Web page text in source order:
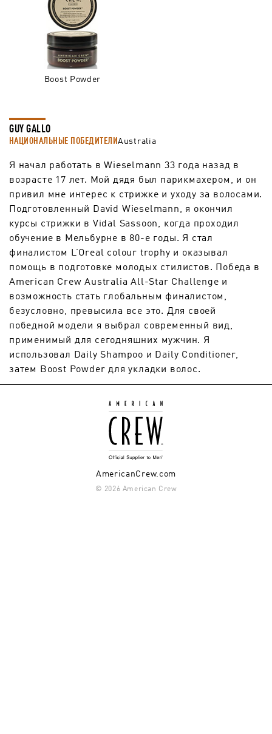
GUY GALLO
НАЦИОНАЛЬНЫЕ ПОБЕДИТЕЛИAustralia
Я начал работать в Wieselmann 33 года назад в
возрасте 17 лет. Мой дядя был парикмахером, и он
привил мне интерес к стрижке и уходу за волосами.
Подготовленный David Wieselmann, я окончил
курсы стрижки в Vidal Sassoon, когда проходил
обучение в Мельбурне в 80-е годы. Я стал
финалистом L’Oreal colour trophy и оказывал
помощь в подготовке молодых стилистов. Победа в
American Crew Australia All-Star Challenge и
возможность стать глобальным финалистом,
безусловно, превысила все это. Для своей
победной модели я выбрал современный вид,
применимый для сегодняшних мужчин. Я
использовал Daily Shampoo и Daily Conditioner,
затем Boost Powder для укладки волос.
Boost Powder
AmericanCrew.com
© 2026 American Crew